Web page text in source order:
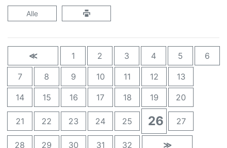
Alle
≪ 1 2 3 4 5 6
7 8 9 10 11 12 13
14 15 16 17 18 19 20
21 22 23 24 25 26 27
28 29 30 31 32 ≫